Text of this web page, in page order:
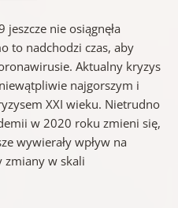
nie osiągnęła
to nadchodzi czas, aby
Aktualny kryzys
najgorszym i
XXI wieku. Nietrudno
w 2020 roku zmieni się,
wywierały wpływ na
zmiany w skali